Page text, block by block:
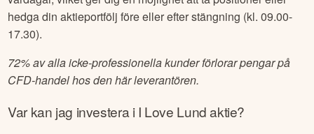
hedga din aktieportfölj före eller efter stängning (kl. 09.00-
17.30).
72% av alla icke-professionella kunder förlorar pengar på
CFD-handel hos den här leverantören.
Var kan jag investera i I Love Lundaktie?